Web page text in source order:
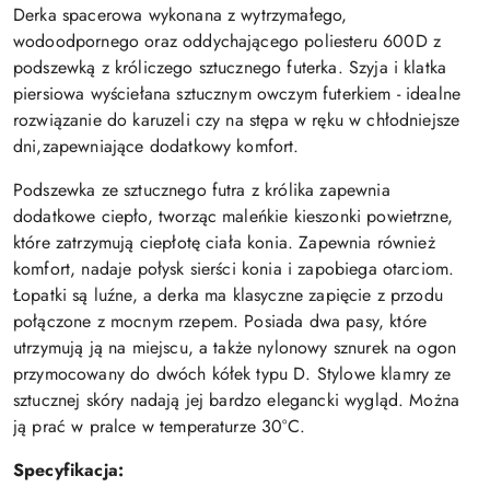
Derka spacerowa wykonana z wytrzymałego,
wodoodpornego oraz oddychającego poliesteru 600D z
podszewką z króliczego sztucznego futerka. Szyja i klatka
piersiowa wyściełana sztucznym owczym futerkiem - idealne
rozwiązanie do karuzeli czy na stępa w ręku w chłodniejsze
dni,zapewniające dodatkowy komfort.
Podszewka ze sztucznego futra z królika zapewnia
dodatkowe ciepło, tworząc maleńkie kieszonki powietrzne,
które zatrzymują ciepłotę ciała konia. Zapewnia również
komfort, nadaje połysk sierści konia i zapobiega otarciom.
Łopatki są luźne, a derka ma klasyczne zapięcie z przodu
połączone z mocnym rzepem. Posiada dwa pasy, które
utrzymują ją na miejscu, a także nylonowy sznurek na ogon
przymocowany do dwóch kółek typu D. Stylowe klamry ze
sztucznej skóry nadają jej bardzo elegancki wygląd. Można
ją prać w pralce w temperaturze 30°C.
Specyfikacja: